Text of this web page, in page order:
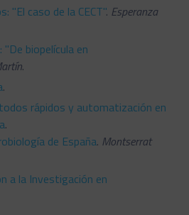
"El caso de la CECT". Esperanza
"De biopelícula en
.
.
rápidos y automatización en
.
de España. Montserrat
a la Investigación en